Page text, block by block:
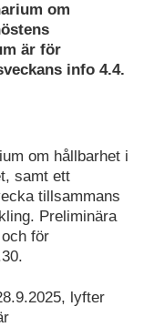
om
är för
info 4.4.
om hållbarhet i
samt ett
tillsammans
Preliminära
för
lyfter